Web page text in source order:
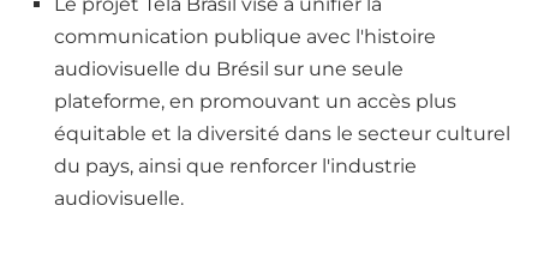
Le projet Tela Brasil vise à unifier la
communication publique avec l'histoire
audiovisuelle du Brésil sur une seule
plateforme, en promouvant un accès plus
équitable et la diversité dans le secteur culturel
du pays, ainsi que renforcer l'industrie
audiovisuelle.